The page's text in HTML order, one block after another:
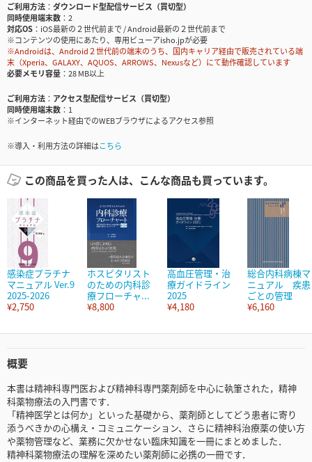
ご利用方法
ダウンロード型配信サービス（買切型）
同時使用端末数
2
対応OS
iOS最新の２世代前まで / Android最新の２世代前まで
※コンテンツの使用にあたり、専用ビューアisho.jpが必要
※Androidは、Android２世代前の端末のうち、国内キャリア経由で販売されている端
末（Xperia、GALAXY、AQUOS、ARROWS、Nexusなど）にて動作確認しています
必要メモリ容量
28 MB以上
ご利用方法
アクセス型配信サービス（買切型）
同時使用端末数
1
※インターネット経由でのWEBブラウザによるアクセス参照
※導入・利用方法の詳細はこちら
この商品を買った人は、こんな商品も買っています。
感染症プラチナ
マニュアル Ver.9
2025-2026
¥2,750
ホスピタリスト
のための内科診
療フローチャ...
¥8,800
高血圧管理・治
療ガイドライン
2025
¥4,180
総合内科病棟マ
ニュアル 疾患
ごとの管理
¥6,160
概要
本書は精神科専門医および精神科専門薬剤師を中心に執筆された，精神
科薬物療法の入門書です．
「精神医学とは何か」といった基礎から、薬剤師としてどう患者に寄り
添うべきかの心構え・コミュニケーション、さらに精神科治療薬の使い方
や薬物管理など、業務に欠かせない臨床知識を一冊にまとめました．
精神科薬物療法の理解を深めたい薬剤師に必携の一冊です．